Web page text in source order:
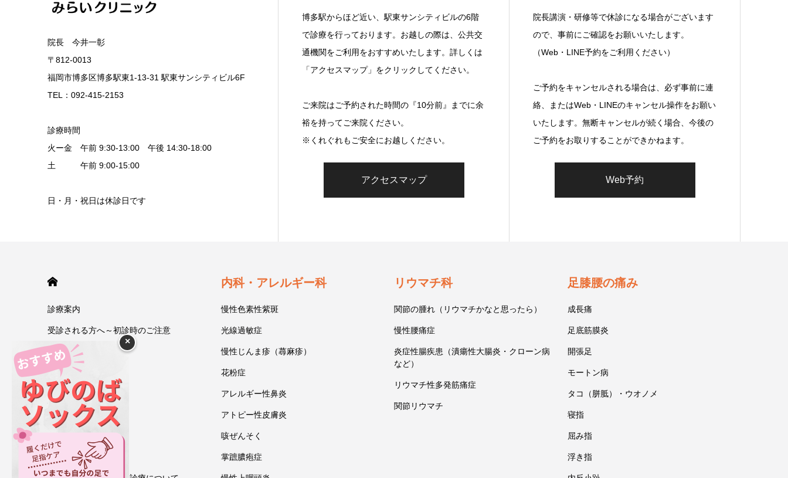
院長 今井一彰
〒812-0013
福岡市博多区博多駅東1-13-31 駅東サンシティビル6F
TEL：092-415-2153
診療時間
火ー金 午前 9:30-13:00 午後 14:30-18:00
土 午前 9:00-15:00
日・月・祝日は休診日です
博多駅からほど近い、駅東サンシティビルの6階
で診療を行っております。お越しの際は、公共交
通機関をご利用をおすすめいたします。詳しくは
「アクセスマップ」をクリックしてください。
ご来院はご予約された時間の『10分前』までに余
裕を持ってご来院ください。
※くれぐれもご安全にお越しください。
アクセスマップ
院長講演・研修等で休診になる場合がございます
ので、事前にご確認をお願いいたします。
（Web・LINE予約をご利用ください）
ご予約をキャンセルされる場合は、必ず事前に連
絡、またはWeb・LINEのキャンセル操作をお願い
いたします。無断キャンセルが続く場合、今後の
ご予約をお取りすることができかねます。
Web予約
診療案内
受診される方へ～初診時のご注意
今井一彰 院長紹介
あいうべ体操
ゆびのば体操
ブログ
アクセス・地図
お問い合わせ
内科・アレルギー科
慢性色素性紫斑
光線過敏症
慢性じんま疹（蕁麻疹）
花粉症
アレルギー性鼻炎
アトピー性皮膚炎
咳ぜんそく
掌蹠膿疱症
リウマチ科
関節の腫れ（リウマチかなと思ったら）
慢性腰痛症
炎症性腸疾患（潰瘍性大腸炎・クローン病
など）
リウマチ性多発筋痛症
関節リウマチ
足膝腰の痛み
成長痛
足底筋膜炎
開張足
モートン病
タコ（胼胝）・ウオノメ
寝指
屈み指
浮き指
×